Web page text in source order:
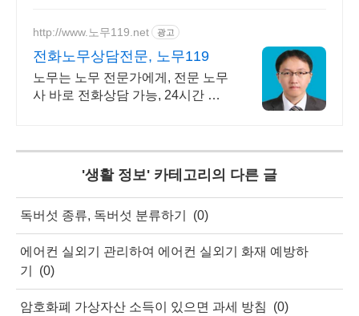
http://www.노무119.net 광고
전화노무상담전문, 노무119
노무는 노무 전문가에게, 전문 노무
사 바로 전화상담 가능, 24시간 대
'생활 정보' 카테고리의 다른 글
독버섯 종류, 독버섯 분류하기 (0)
에어컨 실외기 관리하여 에어컨 실외기 화재 예방하
기
(0)
암호화폐 가상자산 소득이 있으면 과세 방침 (0)